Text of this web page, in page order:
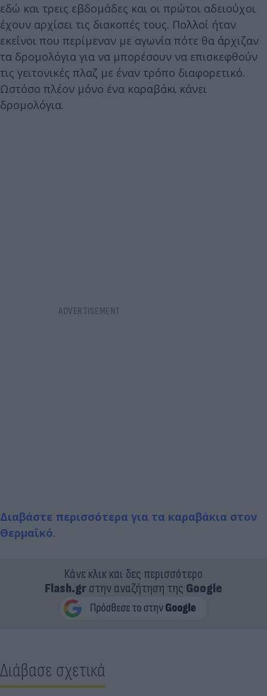
εδώ και τρεις εβδομάδες και οι πρώτοι αδειούχοι
έχουν αρχίσει τις διακοπές τους. Πολλοί ήταν
εκείνοι που περίμεναν με αγωνία πότε θα άρχιζαν
τα δρομολόγια για να μπορέσουν να επισκεφθούν
τις γειτονικές πλαζ με έναν τρόπο διαφορετικό.
Ωστόσο πλέον μόνο ένα καραβάκι κάνει
δρομολόγια.
Διαβάστε περισσότερα για τα καραβάκια στον
Θερμαϊκό.
Κάνε κλικ και δες περισσότερο
Flash.grστην αναζήτηση της Google
Διάβασε σχετικά